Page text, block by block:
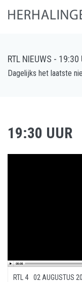
RTL NIEUWS - 19:30
Dagelijks het laatste
19:30 UUR
RTL 4 02 AUGUSTUS